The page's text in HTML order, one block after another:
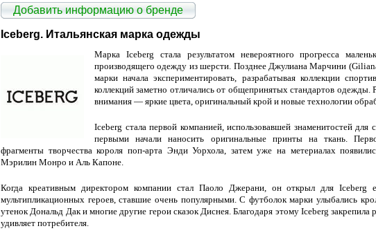
Добавить информацию о бренде
Iceberg. Итальянская марка одежды
Марка Iceberg стала результатом невероятного прогресса
производящего одежду из шерсти. Позднее Джулиана Марчини
марки начала экспериментировать, разрабатывая коллекции
коллекций заметно отличались от общепринятых стандартов одежды.
внимания — яркие цвета, оригинальный крой и новые технологии
Iceberg стала первой компанией, использовавшей знаменитостей
первыми начали наносить оригинальные принты на ткань.
фрагменты творчества короля поп-арта Энди Уорхола, затем уже на метериалах
Мэрилин Монро и Аль Капоне.
Когда креативным директором компании стал Паоло Джерани, он открыл для
мультипликационных героев, ставшие очень популярными. С футболок марки улыбались
утенок Дональд Дак и многие другие герои сказок Диснея. Благодаря этому Iceberg закрепила
удивляет потребителя.